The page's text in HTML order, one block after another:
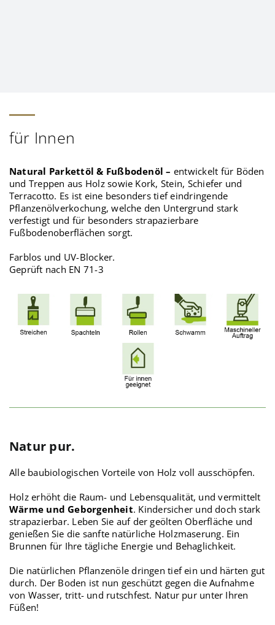
für Innen
Natural Parkettöl & Fußbodenöl – entwickelt für Böden
und Treppen aus Holz sowie Kork, Stein, Schiefer und
Terracotto. Es ist eine besonders tief eindringende
Pflanzenölverkochung, welche den Untergrund stark
verfestigt und für besonders strapazierbare
Fußbodenoberflächen sorgt.
Farblos und UV-Blocker.
Geprüft nach EN 71-3
Natur pur.
Alle baubiologischen Vorteile von Holz voll ausschöpfen.
Holz erhöht die Raum- und Lebensqualität, und vermittelt
Wärme und Geborgenheit. Kindersicher und doch stark
strapazierbar. Leben Sie auf der geölten Oberfläche und
genießen Sie die sanfte natürliche Holzmaserung. Ein
Brunnen für Ihre tägliche Energie und Behaglichkeit.
Die natürlichen Pflanzenöle dringen tief ein und härten gut
durch. Der Boden ist nun geschützt gegen die Aufnahme
von Wasser, tritt- und rutschfest. Natur pur unter Ihren
Füßen!